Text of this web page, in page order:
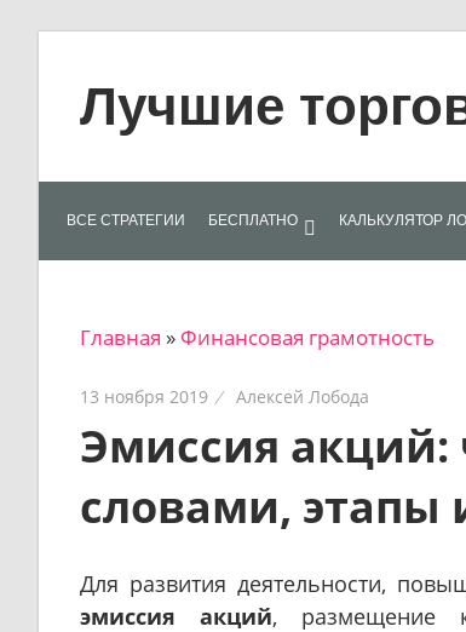
contentЛучшие
для
рынках:
сигналы,
новости…
ВСЕ СТРАТЕГИИ БЕСПЛАТНО КАЛЬКУЛЯТОР
Главная » Финансовая грамотность
13 ноября 2019 Алексей Лобода
Эмиссия акций:
словами, этапы
Для развития деятельности,
эмиссия акций, размещение